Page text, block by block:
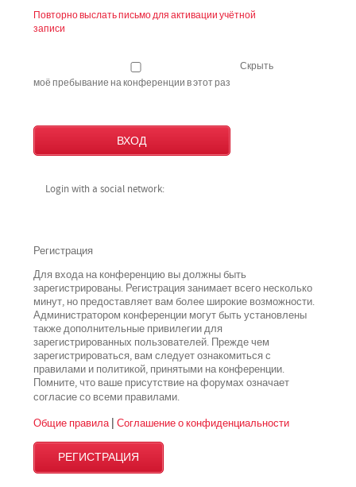
Повторно выслать письмо для активации учётной
записи
Скрыть
моё пребывание на конференции в этот раз
Login with a social network:
Регистрация
Для входа на конференцию вы должны быть
зарегистрированы. Регистрация занимает всего несколько
минут, но предоставляет вам более широкие возможности.
Администратором конференции могут быть установлены
также дополнительные привилегии для
зарегистрированных пользователей. Прежде чем
зарегистрироваться, вам следует ознакомиться с
правилами и политикой, принятыми на конференции.
Помните, что ваше присутствие на форумах означает
согласие со всемиправилами.
Общие правила| Соглашение о конфиденциальности
РЕГИСТРАЦИЯ